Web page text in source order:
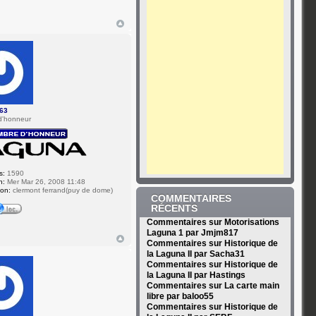
1590
Mer Mar 26, 2008 11:48
clermont ferrand(puy de dome)
COMMENTAIRES
RÉCENTS
Commentaires sur Motorisations
Laguna 1 par Jmjm817
Commentaires sur Historique de
la Laguna II par Sacha31
Commentaires sur Historique de
la Laguna II par Hastings
Commentaires sur La carte main
libre par baloo55
Commentaires sur Historique de